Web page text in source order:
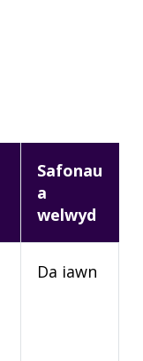
Safonau
a
welwyd
Da iawn